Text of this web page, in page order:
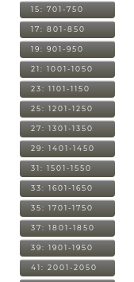
15: 701-750
17: 801-850
19: 901-950
21: 1001-1050
23: 1101-1150
25: 1201-1250
27: 1301-1350
29: 1401-1450
31: 1501-1550
33: 1601-1650
35: 1701-1750
37: 1801-1850
39: 1901-1950
41: 2001-2050